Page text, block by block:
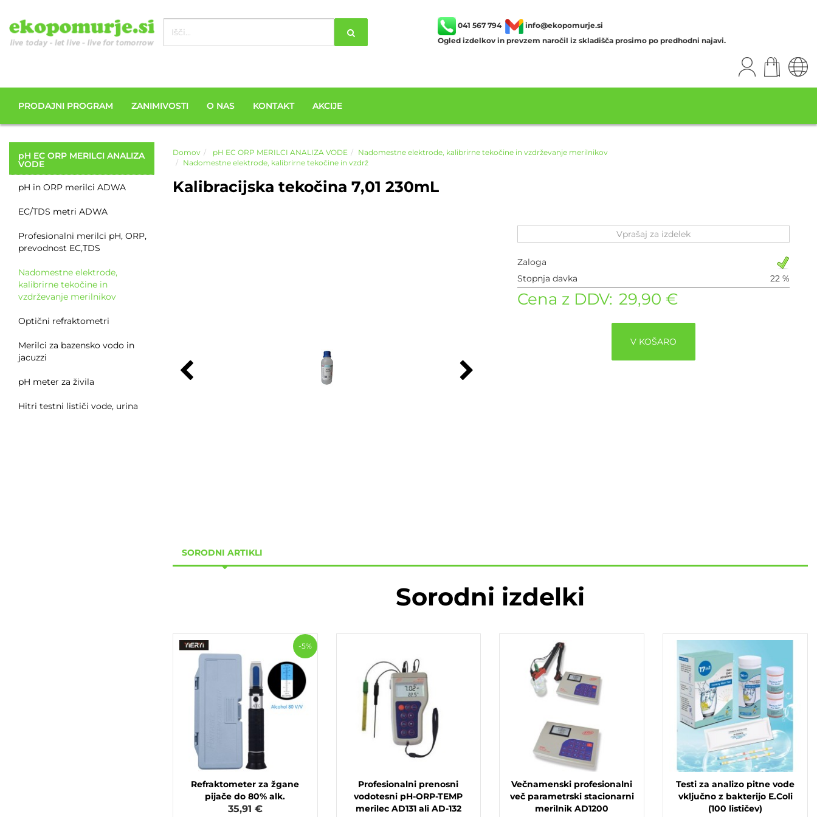
041 567 794
info@ekopomurje.si
Ogled izdelkov in prevzem naročil iz skladišča prosimo po predhodni najavi.
PRODAJNI PROGRAM ZANIMIVOSTI O NAS KONTAKT AKCIJE
pH EC ORP MERILCI ANALIZA
VODE
pH in ORP merilci ADWA
EC/TDS metri ADWA
Profesionalni merilci pH, ORP,
prevodnost EC,TDS
Nadomestne elektrode,
kalibrirne tekočine in
vzdrževanje merilnikov
Optični refraktometri
Merilci za bazensko vodo in
jacuzzi
pH meter za živila
Hitri testni lističi vode, urina
Domov pH EC ORP MERILCI ANALIZA VODE
Nadomestne elektrode, kalibrirne tekočine in vzdrževanje merilnikov
Nadomestne elektrode, kalibrirne tekočine in vzdrž
Kalibracijska tekočina 7,01 230mL
Vprašaj za izdelek
Zaloga
Stopnja davka
22 %
Cena z DDV: 29,90 €
V KOŠARO
SORODNI ARTIKLI
Sorodni izdelki
-5%
Refraktometer za žgane
pijače do 80% alk.
35,91 €
Profesionalni prenosni
vodotesni pH-ORP-TEMP
merilec AD131 ali AD-132
Večnamenski profesionalni
več parametrski stacionarni
merilnik AD1200
Testi za analizo pitne vode
vključno z bakterijo E.Coli
(100 lističev)